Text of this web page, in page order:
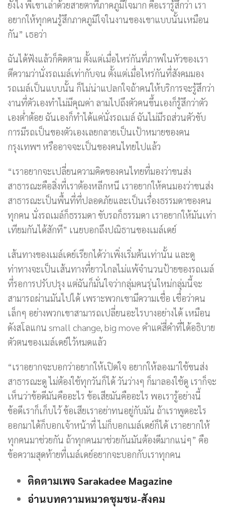
ยังไง พี่เขาเล่าด้วยสายตาที่ภาคภูมิใจมาก คือเรารู้สึกว่า เรา
อยากให้ทุกคนรู้สึกภาคภูมิใจในงานของเขาแบบนั้นเหมือน
กัน” เธอว่า
ฉันได้ฟังแล้วก็คิดตาม ตั้งแต่เมื่อไหร่กันที่ภาพในหัวของเรา
ตีความว่านั่งรถเมล์เท่ากับจน ตั้งแต่เมื่อไหร่กันที่สังคมมอง
รถเมล์เป็นแบบนั้น ก็ไม่น่าแปลกใจถ้าคนให้บริการจะรู้สึกว่า
งานที่ตัวเองทำไม่มีคุณค่า ลามไปถึงตัวคนขึ้นเองก็รู้สึกว่าตัว
เองต่ำต้อย ฉันเองก็ทำได้แค่นั่งรถเมล์ ฉันไม่มีรถส่วนตัวขับ
การมีรถเป็นของตัวเองเลยกลายเป็นเป้าหมายของคน
กรุงเทพฯ หรืออาจจะเป็นของคนไทยไปแล้ว
“เราอยากจะเปลี่ยนความคิดของคนไทยที่มองว่าขนส่ง
สาธารณะคือสิ่งที่เราต้องหลีกหนี เราอยากให้คนมองว่าขนส่ง
สาธารณะเป็นพื้นที่ที่ปลอดภัยและเป็นเรื่องธรรมดาของคน
ทุกคน นั่งรถเมล์ก็ธรรมดา ขับรถก็ธรรมดา เราอยากให้มันเท่า
เทียมกันได้สักที” เนยบอกถึงปณิธานของเมล์เดย์
เส้นทางของเมล์เดย์เรียกได้ว่าเพิ่งเริ่มต้นเท่านั้น และดู
ท่าทางจะเป็นเส้นทางที่ยาวไกลไม่แพ้จำนวนป้ายของรถเมล์
ที่รอการปรับปรุง แต่ฉันก็มั่นใจว่ากลุ่มคนรุ่นใหม่กลุ่มนี้จะ
สามารถผ่านมันไปได้ เพราะพวกเขามีความเชื่อ เชื่อว่าคน
เล็กๆ อย่างพวกเขาสามารถเปลี่ยนอะไรบางอย่างได้ เหมือน
ดังสโลแกน small change, big move คำแค่สี่คำที่ได้อธิบาย
ตัวตนของเมล์เดย์ไว้หมดแล้ว
“เราอยากจะบอกว่าอยากให้เปิดใจ อยากให้ลองมาใช้ขนส่ง
สาธารณะดู ไม่ต้องใช้ทุกวันก็ได้ วันว่างๆ ก็มาลองใช้ดู เราก็จะ
เห็นว่าข้อดีมันคืออะไร ข้อเสียมันคืออะไร พอเรารู้อย่างนี้
ข้อดีเราก็เก็บไว้ ข้อเสียเราอย่าทนอยู่กับมัน ถ้าเราพูดอะไร
ออกมาได้ก็บอกเจ้าหน้าที่ ไม่ก็บอกเมล์เดย์ก็ได้ เราอยากให้
ทุกคนมาช่วยกัน ถ้าทุกคนมาช่วยกันมันต้องดีมากแน่ๆ” คือ
ข้อความสุดท้ายที่เมล์เดย์อยากจะบอกกับเราทุกคน
ติดตามเพจ Sarakadee Magazine
อ่านบทความหมวดชุมชน-สังคม